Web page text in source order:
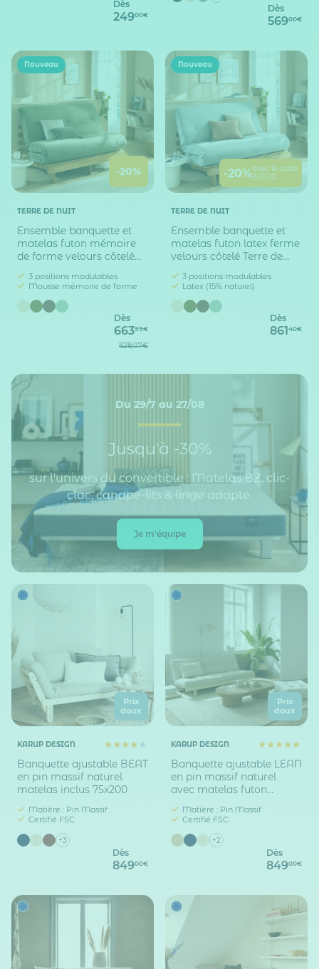
Dès
24900€
Dès
56900€
Nouveau
-20%
TERRE DE NUIT
Ensemble banquette et
matelas futon mémoire
de forme velours côtelé
3 positions modulables
Mousse mémoire de forme
Dès
66399€
828,07€
Nouveau
-20%avec le code
ZEN20
TERRE DE NUIT
Ensemble banquette et
matelas futon latex ferme
velours côtelé Terre de
3 positions modulables
Latex (15% naturel)
Dès
86140€
Du 29/7 au 27/08
Jusqu'à -30%
sur l'univers du convertible : Matelas BZ, clic-
clac, canapé-lits & linge adapté.
Je m'équipe
Prix
doux
KARUP DESIGN
Banquette ajustable BEAT
en pin massif naturel
matelas inclus 75x200
Matière : Pin Massif
Certifié FSC
+3
Dès
84900€
Prix
doux
KARUP DESIGN
Banquette ajustable LEAN
en pin massif naturel
avec matelas futon
Matière : Pin Massif
Certifié FSC
+2
Dès
84900€